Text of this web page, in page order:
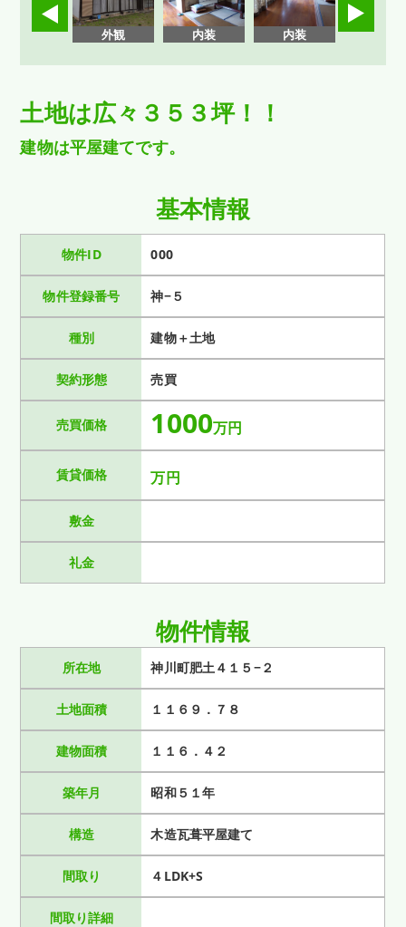
内装 外観 内装 内装 内装
土地は広々３５３坪！！
建物は平屋建てです。
基本情報
物件ID 000
物件登録番号 神−５
種別 建物＋土地
契約形態 売買
売買価格 1000万円
賃貸価格 万円
敷金
礼金
物件情報
所在地 神川町肥土４１５−２
土地面積 １１６９．７８
建物面積 １１６．４２
築年月 昭和５１年
構造 木造瓦葺平屋建て
間取り ４LDK+S
間取り詳細